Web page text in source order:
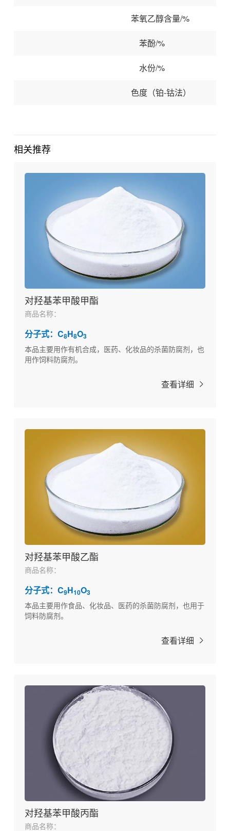
苯氧乙醇含
苯酚/
水份/
色度（铂-钴
相关推荐
对羟基苯甲酸甲酯
商品名称：
分子式：C8H8O3
本品主要用作有机合成，医药、化妆品的杀菌防腐剂，也
用作饲料防腐剂。
查看详细
对羟基苯甲酸乙酯
商品名称：
分子式：C9H10O3
本品主要用作食品、化妆品、医药的杀菌防腐剂，也用于
饲料防腐剂。
查看详细
对羟基苯甲酸丙酯
商品名称：